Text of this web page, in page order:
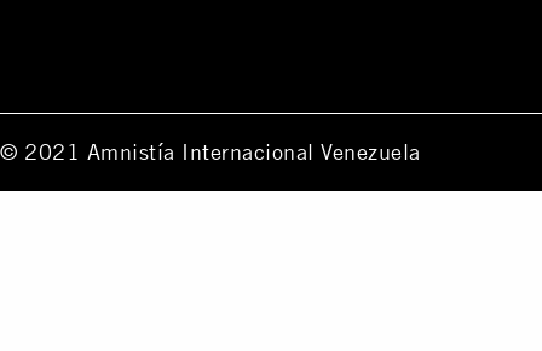
© 2021 Amnistía Internacional Venezuela